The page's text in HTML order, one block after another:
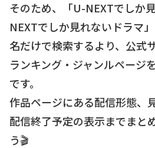
そのため、「U-NEXTでしか
NEXTでしか見れないドラマ
名だけで検索するより、公式
ランキング・ジャンルページ
です。
作品ページにある配信形態、
配信終了予定の表示までまと
う🎬